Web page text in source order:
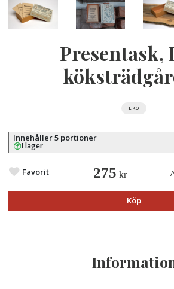
Presentask,
EKO
Innehåller 5 portioner
I lager
Favorit 275 kr
Köp